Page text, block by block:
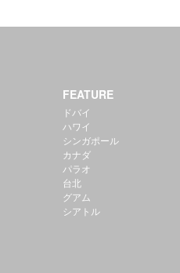
FEATURE
ドバイ
ハワイ
シンガポール
カナダ
パラオ
台北
グアム
シアトル